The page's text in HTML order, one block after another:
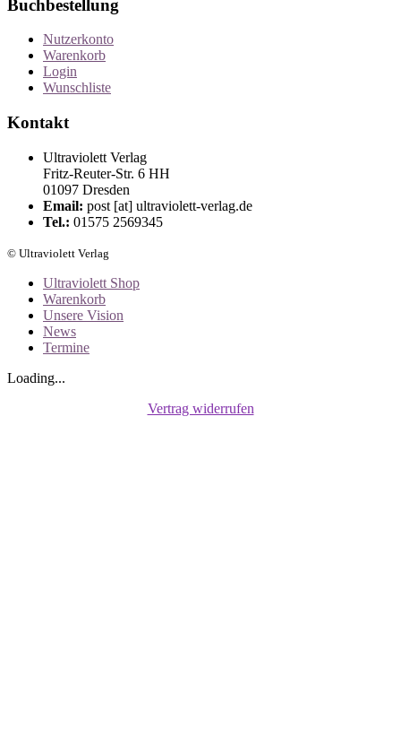
Buchbestellung
Nutzerkonto
Warenkorb
Login
Wunschliste
Kontakt
Ultraviolett Verlag
Fritz-Reuter-Str. 6 HH
01097 Dresden
Email: post [at] ultraviolett-verlag.de
Tel.: 01575 2569345
© Ultraviolett Verlag
Ultraviolett Shop
Warenkorb
Unsere Vision
News
Termine
Loading...
Vertrag widerrufen